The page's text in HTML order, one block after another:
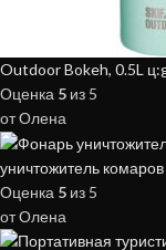
Outdoor Bokeh, 0.5L
Оценка 5 из 5
от Олена
уничтожитель
Оценка 5 из 5
от Олена